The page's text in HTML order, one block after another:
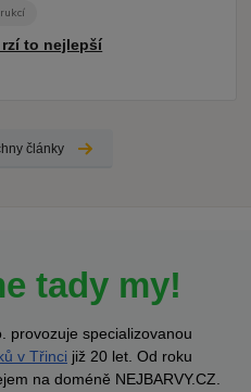
rzí to nejlepší
články
tady my!
provozuje specializovanou
v Třinci již 20 let. Od roku
na doméně NEJBARVY.CZ.